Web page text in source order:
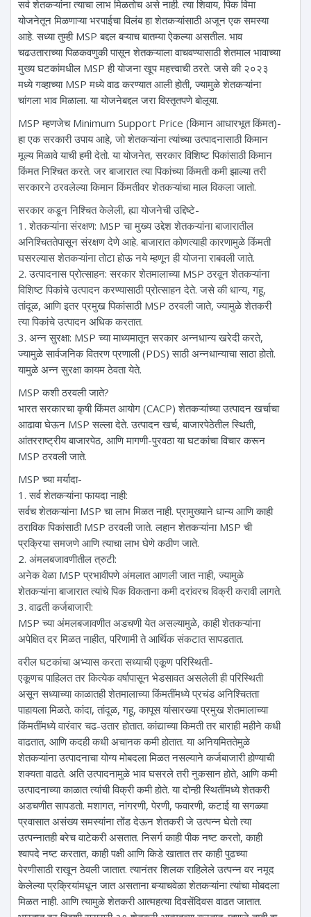
सर्व शेतकऱ्यांना त्याचा लाभ मिळतोच असे नाही. त्या शिवाय, पिक विमा
योजनेतून मिळणाऱ्या भरपाईचा विलंब हा शेतकऱ्यांसाठी अजून एक समस्या
आहे. सध्या तुम्ही MSP बद्दल बऱ्याच बातम्या ऐकल्या असतील. भाव
चढउताराच्या पिळकवणुकी पासून शेतकऱ्याला वाचवण्यासाठी शेतमाल भावाच्या
मुख्य घटकांमधील MSP ही योजना खूप महत्त्वाची ठरते. जसे की २०२३
मध्ये गव्हाच्या MSP मध्ये वाढ करण्यात आली होती, ज्यामुळे शेतकऱ्यांना
चांगला भाव मिळाला. या योजनेबद्दल जरा विस्तृतपणे बोलूया.
MSP म्हणजेच Minimum Support Price (किमान आधारभूत किंमत)-
हा एक सरकारी उपाय आहे, जो शेतकऱ्यांना त्यांच्या उत्पादनासाठी किमान
मूल्य मिळावे याची हमी देतो. या योजनेत, सरकार विशिष्ट पिकांसाठी किमान
किंमत निश्चित करते. जर बाजारात त्या पिकांच्या किंमती कमी झाल्या तरी
सरकारने ठरवलेल्या किमान किंमतीवर शेतकऱ्यांचा माल विकला जातो.
सरकार कडून निश्चित केलेली, ह्या योजनेची उद्दिष्टे-
1. शेतकऱ्यांना संरक्षण: MSP चा मुख्य उद्देश शेतकऱ्यांना बाजारातील
अनिश्चिततेपासून संरक्षण देणे आहे. बाजारात कोणत्याही कारणामुळे किंमती
घसरल्यास शेतकऱ्यांना तोटा होऊ नये म्हणून ही योजना राबवली जाते.
2. उत्पादनास प्रोत्साहन: सरकार शेतमालाच्या MSP ठरवून शेतकऱ्यांना
विशिष्ट पिकांचे उत्पादन करण्यासाठी प्रोत्साहन देते. जसे की धान्य, गहू,
तांदूळ, आणि इतर प्रमुख पिकांसाठी MSP ठरवली जाते, ज्यामुळे शेतकरी
त्या पिकांचे उत्पादन अधिक करतात.
3. अन्न सुरक्षा: MSP च्या माध्यमातून सरकार अन्नधान्य खरेदी करते,
ज्यामुळे सार्वजनिक वितरण प्रणाली (PDS) साठी अन्नधान्याचा साठा होतो.
यामुळे अन्न सुरक्षा कायम ठेवता येते.
MSP कशी ठरवली जाते?
भारत सरकारचा कृषी किंमत आयोग (CACP) शेतकऱ्यांच्या उत्पादन खर्चाचा
आढावा घेऊन MSP सल्ला देते. उत्पादन खर्च, बाजारपेठेतील स्थिती,
आंतरराष्ट्रीय बाजारपेठ, आणि मागणी-पुरवठा या घटकांचा विचार करून
MSP ठरवली जाते.
MSP च्या मर्यादा-
1. सर्व शेतकऱ्यांना फायदा नाही:
सर्वच शेतकऱ्यांना MSP चा लाभ मिळत नाही. प्रामुख्याने धान्य आणि काही
ठराविक पिकांसाठी MSP ठरवली जाते. लहान शेतकऱ्यांना MSP ची
प्रक्रिया समजणे आणि त्याचा लाभ घेणे कठीण जाते.
2. अंमलबजावणीतील त्रुटी:
अनेक वेळा MSP प्रभावीपणे अंमलात आणली जात नाही, ज्यामुळे
शेतकऱ्यांना बाजारात त्यांचे पिक विकताना कमी दरांवरच विक्री करावी लागते.
3. वाढती कर्जबाजारी:
MSP च्या अंमलबजावणीत अडचणी येत असल्यामुळे, काही शेतकऱ्यांना
अपेक्षित दर मिळत नाहीत, परिणामी ते आर्थिक संकटात सापडतात.
वरील घटकांचा अभ्यास करता सध्याची एकूण परिस्थिती-
एकूणच पाहिलत तर कित्येक वर्षापासून भेडसावत असलेली ही परिस्थिती
असून सध्याच्या काळातही शेतमालाच्या किंमतींमध्ये प्रचंड अनिश्चितता
पाहायला मिळते. कांदा, तांदूळ, गहू, कापूस यांसारख्या प्रमुख शेतमालाच्या
किंमतींमध्ये वारंवार चढ-उतार होतात. कांद्याच्या किमती तर बाराही महीने कधी
वाढतात, आणि कदही कधी अचानक कमी होतात. या अनियमिततेमुळे
शेतकऱ्यांना उत्पादनाचा योग्य मोबदला मिळत नसल्याने कर्जबाजारी होण्याची
शक्यता वाढते. अति उत्पादनामुळे भाव घसरले तरी नुकसान होते, आणि कमी
उत्पादनाच्या काळात त्यांची विक्री कमी होते. या दोन्ही स्थितींमध्ये शेतकरी
अडचणीत सापडतो. मशागत, नांगरणी, पेरणी, फवारणी, कटाई या सगळ्या
प्रवासात असंख्य समस्यांना तोंड देऊन शेतकरी जे उत्पन्न घेतो त्या
उत्पन्नातही बरेच वाटेकरी असतात. निसर्ग काही पीक नष्ट करतो, काही
श्वापदे नष्ट करतात, काही पक्षी आणि किडे खातात तर काही पुढच्या
पेरणीसाठी राखून ठेवली जातात. त्यानंतर शिलक राहिलेले उत्पन्न वर नमूद
केलेल्या प्रक्रियांमधून जात असताना बऱ्याचवेळा शेतकऱ्यांना त्यांचा मोबदला
मिळत नाही. आणि त्यामुळे शेतकरी आत्महत्या दिवसेंदिवस वाढत जातात.